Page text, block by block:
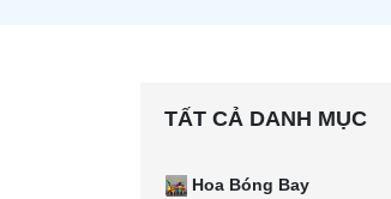
TẤT CẢ DANH MỤC
Hoa Bóng Bay